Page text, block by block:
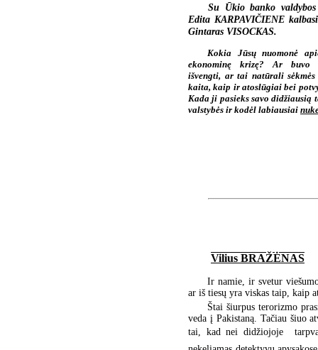
Su Ūkio banko
Edita KARPAVIČIENE
Gintaras VISOCKAS.
Kokia Jūsų nuomonė
ekonominę krizę? Ar buvo
išvengti, ar tai natūrali sėkmės
kaita, kaip ir atoslūgiai bei
Kada ji pasieks savo didžiausią
valstybės ir kodėl labiausiai
Vilius BRAŽĖNAS
Ir namie, ir svetur
ar iš tiesų yra viskas taip, kaip
Štai šiurpus terorizmo
veda į Pakistaną. Tačiau šiuo
tai, kad nei didžiojoje 